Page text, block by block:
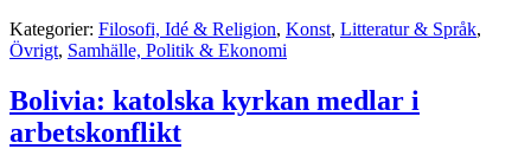
Kategorier: Filosofi, Idé & Religion, Konst, Litteratur & Språk,
Övrigt, Samhälle, Politik & Ekonomi
Bolivia: katolska kyrkan medlar i
arbetskonflikt